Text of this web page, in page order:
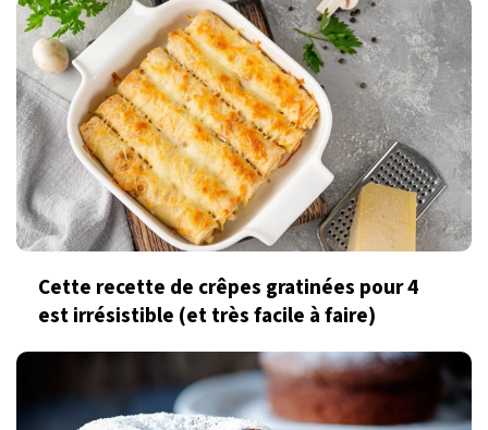
Cette recette de crêpes gratinées pour 4
est irrésistible (et très facile à faire)